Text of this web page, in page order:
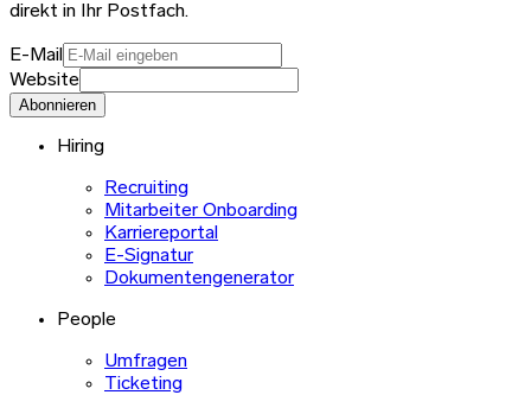
direkt in Ihr Postfach.
E-Mail
Website
Abonnieren
Hiring
Recruiting
Mitarbeiter Onboarding
Karriereportal
E-Signatur
Dokumentengenerator
People
Umfragen
Ticketing